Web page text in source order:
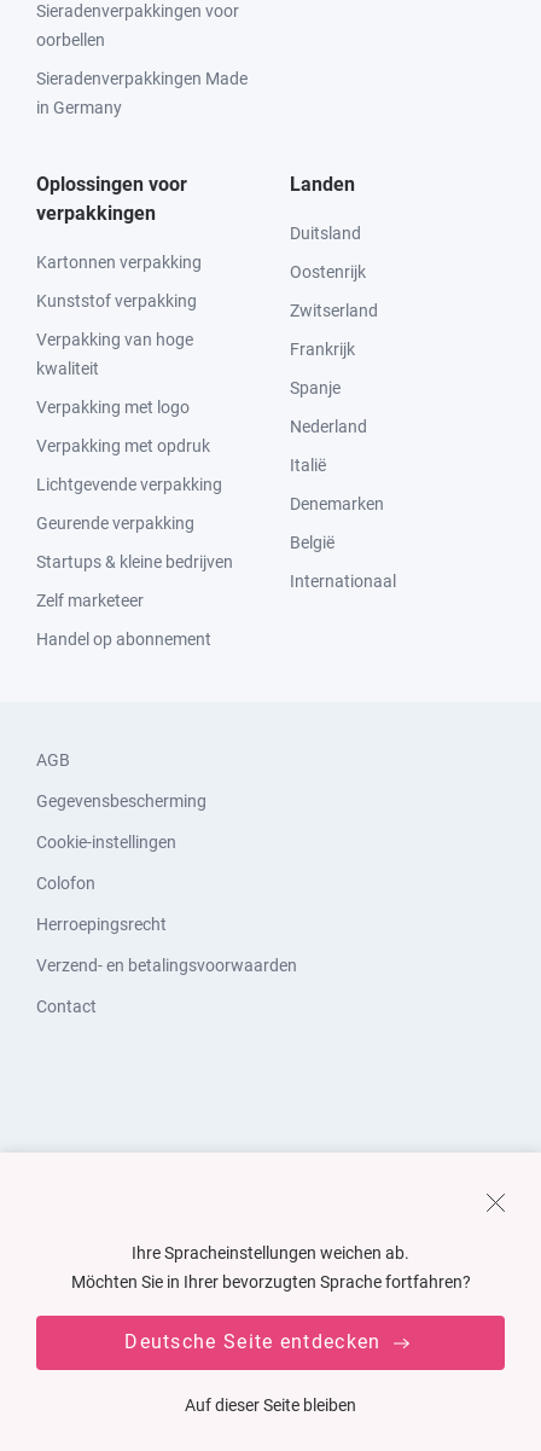
Sieradenverpakkingen voor
oorbellen
Sieradenverpakkingen Made
in Germany
Oplossingen voor
verpakkingen
Kartonnen verpakking
Kunststof verpakking
Verpakking van hoge
kwaliteit
Verpakking met logo
Verpakking met opdruk
Lichtgevende verpakking
Geurende verpakking
Startups & kleine bedrijven
Zelf marketeer
Handel op abonnement
Landen
Duitsland
Oostenrijk
Zwitserland
Frankrijk
Spanje
Nederland
Italië
Denemarken
België
Internationaal
AGB
Gegevensbescherming
Cookie-instellingen
Colofon
Herroepingsrecht
Verzend- en betalingsvoorwaarden
Contact
Ihre Spracheinstellungen weichen ab.
Möchten Sie in Ihrer bevorzugten Sprache fortfahren?
Deutsche Seite entdecken
Auf dieser Seite bleiben